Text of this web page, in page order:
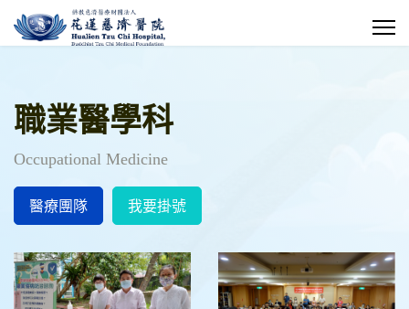
職業醫學科
Occupational Medicine
醫療團隊 我要掛號